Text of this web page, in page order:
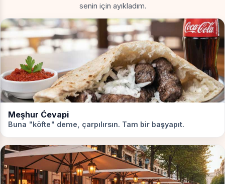
senin için ayıkladım.
Meşhur Ćevapi
Buna "köfte" deme, çarpılırsın. Tam bir başyapıt.